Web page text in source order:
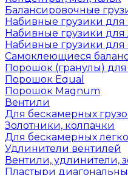
Балансировочные
Набивные грузики для
Набивные грузики для
Набивные грузики для
Самоклеющиеся
Порошок (гранулы)
Порошок Equal
Порошок Magnum
Вентили
Для бескамерных
Золотники, колпачки
Для бескамерных
Удлинители вентилей
Вентили, удлинители,
Пластыри